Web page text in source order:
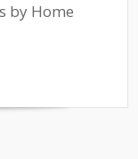
by Home